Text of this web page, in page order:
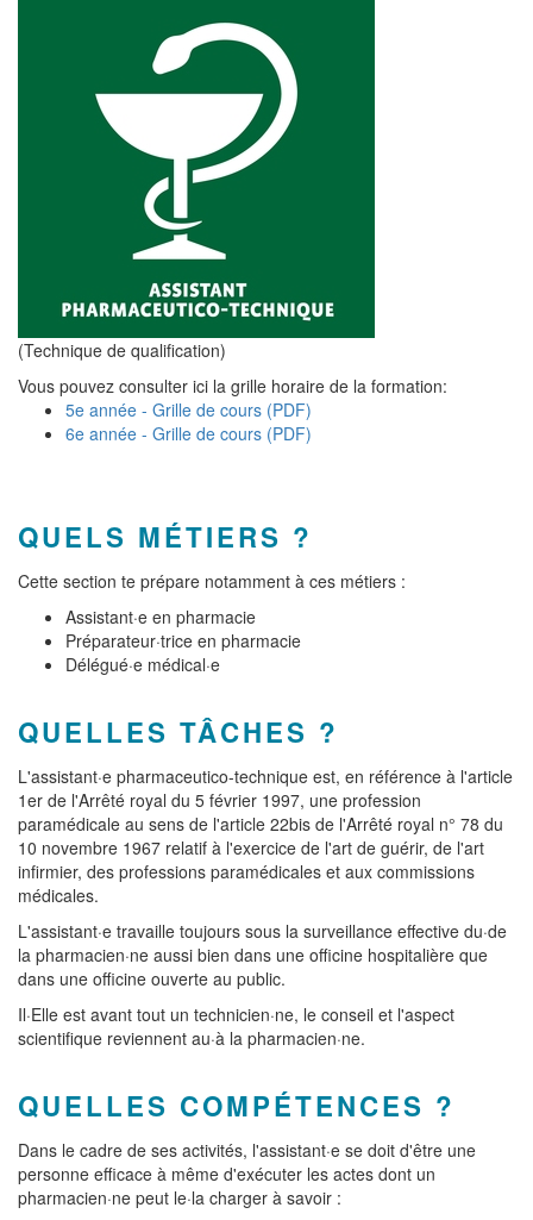
(Technique de qualification)
Vous pouvez consulter ici la grille horaire de la formation:
5e année - Grille de cours (PDF)
6e année - Grille de cours (PDF)
QUELS MÉTIERS ?
Cette section te prépare notamment à ces métiers :
Assistant·e en pharmacie
Préparateur·trice en pharmacie
Délégué·e médical·e
QUELLES TÂCHES ?
L'assistant·e pharmaceutico-technique est, en référence à l'article
1er de l'Arrêté royal du 5 février 1997, une profession
paramédicale au sens de l'article 22bis de l'Arrêté royal n° 78 du
10 novembre 1967 relatif à l'exercice de l'art de guérir, de l'art
infirmier, des professions paramédicales et aux commissions
médicales.
L'assistant·e travaille toujours sous la surveillance effective du·de
la pharmacien·ne aussi bien dans une officine hospitalière que
dans une officine ouverte au public.
Il·Elle est avant tout un technicien·ne, le conseil et l'aspect
scientifique reviennent au·à la pharmacien·ne.
QUELLES COMPÉTENCES ?
Dans le cadre de ses activités, l'assistant·e se doit d'être une
personne efficace à même d'exécuter les actes dont un
pharmacien·ne peut le·la charger à savoir :